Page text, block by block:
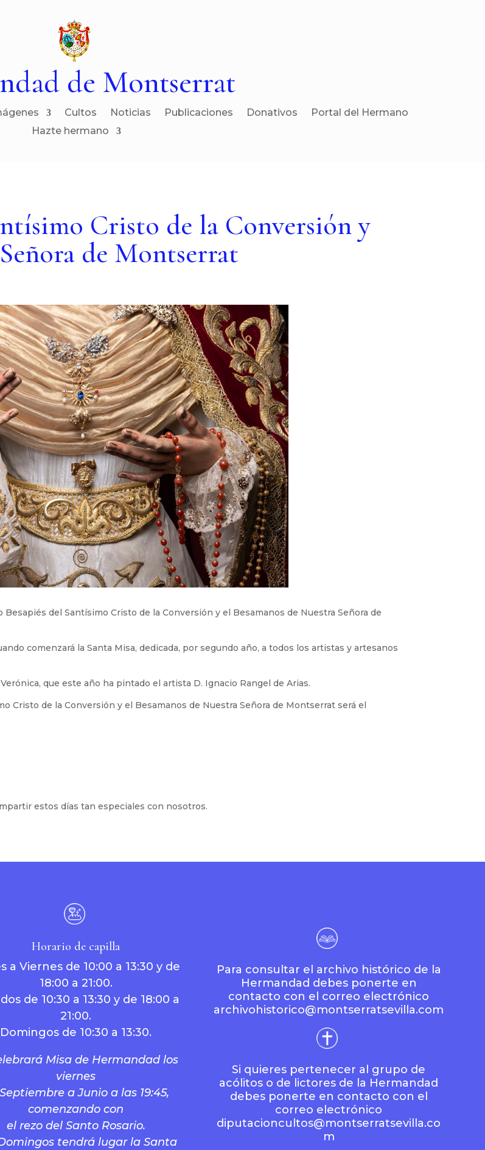
de Montserrat
Cultos Noticias Publicaciones Donativos
Portal del Hermano
Hazte hermano
Cristo de la Conversión y
de Montserrat
del Santísimo Cristo de la Conversión y el Besamanos de Nuestra Señora de
comenzará la Santa Misa, dedicada, por segundo año, a todos los artistas y artesanos
que este año ha pintado el artista D. Ignacio Rangel de Arias.
Cristo de la Conversión y el Besamanos de Nuestra Señora de Montserrat será el
estos días tan especiales con nosotros.
Horario de capilla
a Viernes de 10:00 a 13:30 y de
18:00 a 21:00.
de 10:30 a 13:30 y de 18:00 a
21:00.
Domingos de 10:30 a 13:30.
Misa de Hermandad los
viernes
a Junio a las 19:45,
comenzando con
el rezo del Santo Rosario.
tendrá lugar la Santa
Para consultar el archivo histórico de la
Hermandad debes ponerte en
contacto con el correo electrónico
archivohistorico@montserratsevilla.com
Si quieres pertenecer al grupo de
acólitos o de lictores de la Hermandad
debes ponerte en contacto con el
correo electrónico
diputacioncultos@montserratsevilla.co
m